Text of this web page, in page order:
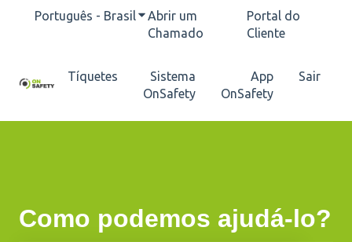
Português - BrasilMostrar submenu para traduções
Abrir um
Chamado
Portal do
Cliente
Tíquetes
Sistema
OnSafety
App
OnSafety
Sair
Como podemos ajudá-lo?